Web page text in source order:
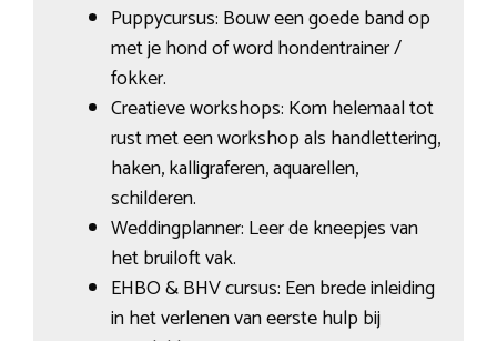
Puppycursus: Bouw een goede band op
met je hond of word hondentrainer /
fokker.
Creatieve workshops: Kom helemaal tot
rust met een workshop als handlettering,
haken, kalligraferen, aquarellen,
schilderen.
Weddingplanner: Leer de kneepjes van
het bruiloft vak.
EHBO & BHV cursus: Een brede inleiding
in het verlenen van eerste hulp bij